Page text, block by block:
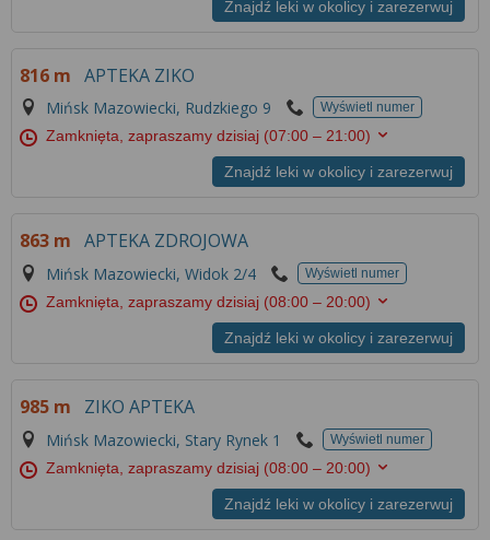
Znajdź leki w okolicy i zarezerwuj
816 m APTEKA ZIKO
Mińsk Mazowiecki, Rudzkiego 9 Wyświetl numer
Zamknięta, zapraszamy dzisiaj (07:00 – 21:00)
Znajdź leki w okolicy i zarezerwuj
863 m APTEKA ZDROJOWA
Mińsk Mazowiecki, Widok 2/4 Wyświetl numer
Zamknięta, zapraszamy dzisiaj (08:00 – 20:00)
Znajdź leki w okolicy i zarezerwuj
985 m ZIKO APTEKA
Mińsk Mazowiecki, Stary Rynek 1 Wyświetl numer
Zamknięta, zapraszamy dzisiaj (08:00 – 20:00)
Znajdź leki w okolicy i zarezerwuj